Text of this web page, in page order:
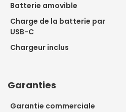
Batterie amovible
Charge de la batterie par
USB-C
Chargeur inclus
Garanties
Garantie commerciale